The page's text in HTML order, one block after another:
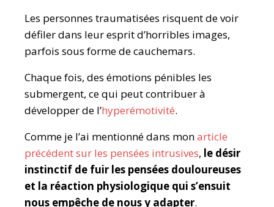
Les personnes traumatisées risquent de voir
défiler dans leur esprit d’horribles images,
parfois sous forme de cauchemars.
Chaque fois, des émotions pénibles les
submergent, ce qui peut contribuer à
développer de l’hyperémotivité.
Comme je l’ai mentionné dans monarticle
précédent sur les pensées intrusives, le désir
instinctif de fuir les pensées douloureuses
et la réaction physiologique qui s’ensuit
nous empêche de nous y adapter.